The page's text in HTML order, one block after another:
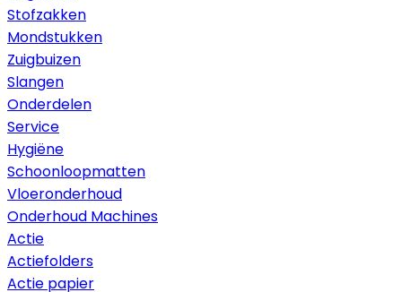
Stofzakken
Mondstukken
Zuigbuizen
Slangen
Onderdelen
Service
Hygiëne
Schoonloopmatten
Vloeronderhoud
Onderhoud Machines
Actie
Actiefolders
Actie papier